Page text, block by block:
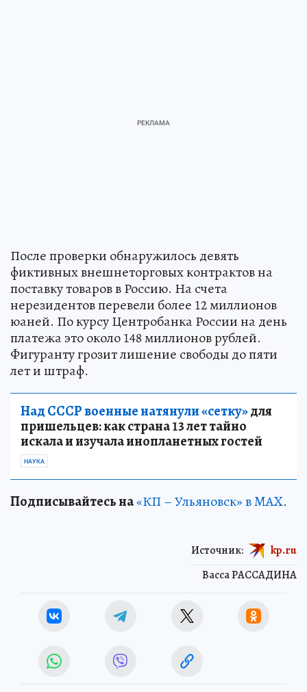
После проверки обнаружилось девять
фиктивных внешнеторговых контрактов на
поставку товаров в Россию. На счета
нерезидентов перевели более 12 миллионов
юаней. По курсу Центробанка России на день
платежа это около 148 миллионов рублей.
Фигуранту грозит лишение свободы до пяти
лет и штраф.
Над СССР военные натянули «сетку»для
пришельцев: как страна 13 лет тайно
искала и изучала инопланетных гостей
НАУКА
Подписывайтесь на«КП – Ульяновск» в MAX.
Васса РАССАДИНА
Источник: kp.ru